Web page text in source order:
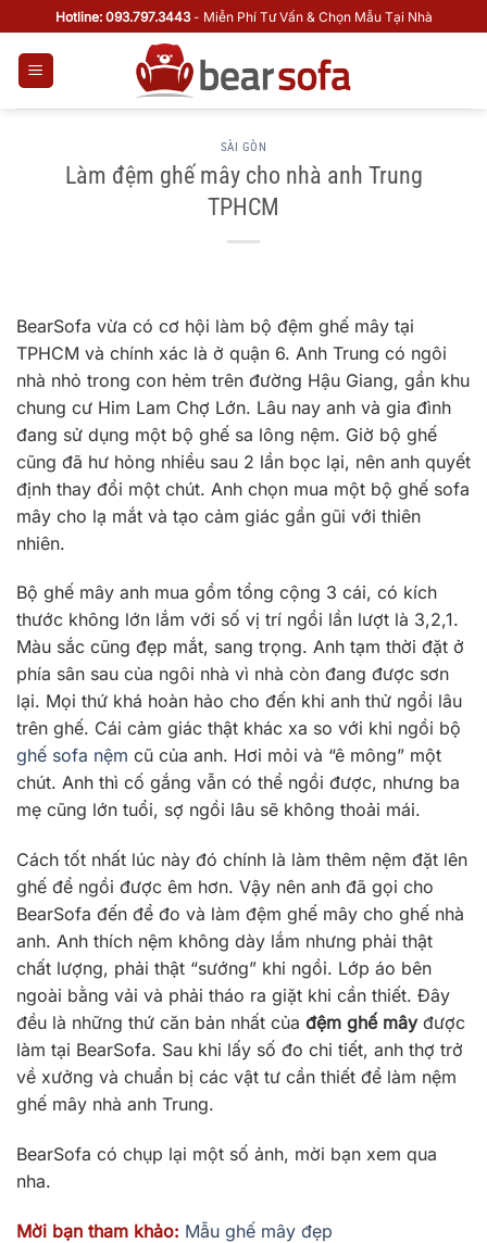
qua
dung
Hotline: 093.797.3443- Miễn Phí Tư Vấn & Chọn Mẫu Tại Nhà
SÀI GÒN
Làm đệm ghế mây cho nhà anh Trung
TPHCM
BearSofa vừa có cơ hội làm bộ đệm ghế mây tại
TPHCM và chính xác là ở quận 6. Anh Trung có ngôi
nhà nhỏ trong con hẻm trên đường Hậu Giang, gần khu
chung cư Him Lam Chợ Lớn. Lâu nay anh và gia đình
đang sử dụng một bộ ghế sa lông nệm. Giờ bộ ghế
cũng đã hư hỏng nhiều sau 2 lần bọc lại, nên anh quyết
định thay đổi một chút. Anh chọn mua một bộ ghế sofa
mây cho lạ mắt và tạo cảm giác gần gũi với thiên
nhiên.
Bộ ghế mây anh mua gồm tổng cộng 3 cái, có kích
thước không lớn lắm với số vị trí ngồi lần lượt là 3,2,1.
Màu sắc cũng đẹp mắt, sang trọng. Anh tạm thời đặt ở
phía sân sau của ngôi nhà vì nhà còn đang được sơn
lại. Mọi thứ khá hoàn hảo cho đến khi anh thử ngồi lâu
trên ghế. Cái cảm giác thật khác xa so với khi ngồi bộ
ghế sofa nệm cũ của anh. Hơi mỏi và “ê mông” một
chút. Anh thì cố gắng vẫn có thể ngồi được, nhưng ba
mẹ cũng lớn tuổi, sợ ngồi lâu sẽ không thoải mái.
Cách tốt nhất lúc này đó chính là làm thêm nệm đặt lên
ghế để ngồi được êm hơn. Vậy nên anh đã gọi cho
BearSofa đến để đo và làm đệm ghế mây cho ghế nhà
anh. Anh thích nệm không dày lắm nhưng phải thật
chất lượng, phải thật “sướng” khi ngồi. Lớp áo bên
ngoài bằng vải và phải tháo ra giặt khi cần thiết. Đây
đều là những thứ căn bản nhất của đệm ghế mâyđược
làm tại BearSofa. Sau khi lấy số đo chi tiết, anh thợ trở
về xưởng và chuẩn bị các vật tư cần thiết để làm nệm
ghế mây nhà anh Trung.
BearSofa có chụp lại một số ảnh, mời bạn xem qua
nha.
Mời bạn tham khảo: Mẫu ghế mây đẹp